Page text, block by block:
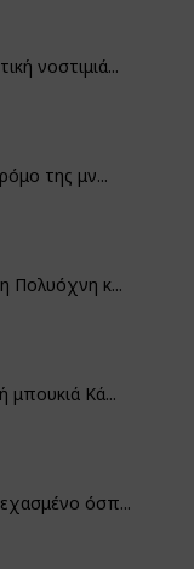
νοστιμιά...
της μν...
Πολυόχνη κ...
μπουκιά Κά...
όσπ...